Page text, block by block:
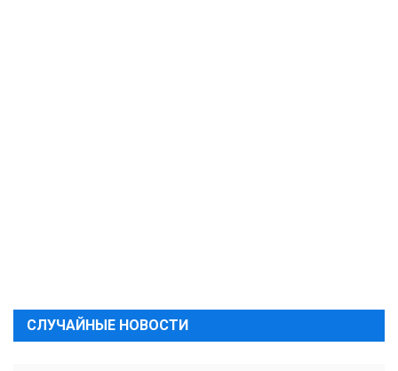
СЛУЧАЙНЫЕ НОВОСТИ